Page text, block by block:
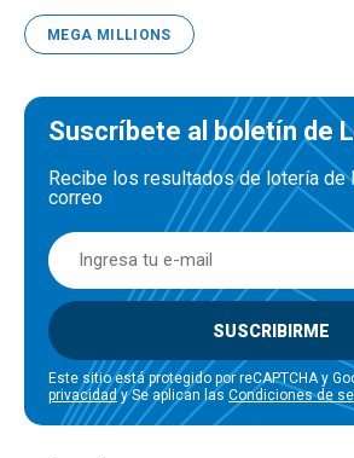
MEGA MILLIONS
Suscríbete al boletín de
Recibe los resultados de lotería de
correo
SUSCRIBIRME
Este sitio está protegido por reCAPTCHA y
privacidady Se aplican las Condiciones de